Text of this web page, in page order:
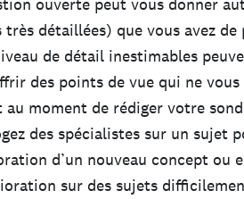
très détaillées) que vous avez
de détail inestimables
des points de vue qui ne
au moment de rédiger votre
des spécialistes sur un sujet
d’un nouveau concept ou
sur des sujets